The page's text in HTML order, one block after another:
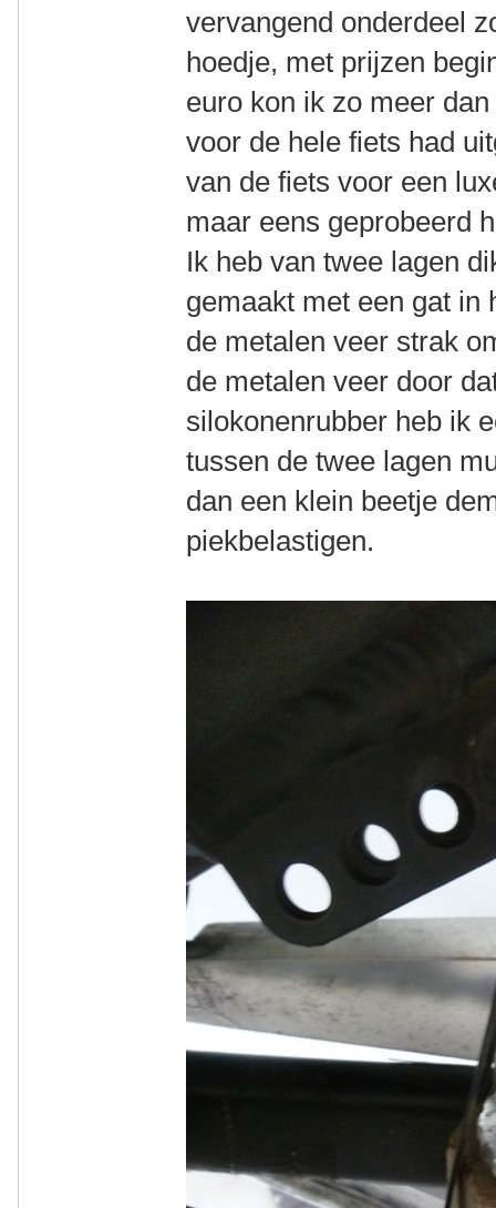
vervangend onderdeel
hoedje, met prijzen
euro kon ik zo meer
voor de hele fiets had
van de fiets voor een
maar eens geprobeerd
Ik heb van twee lagen
gemaakt met een gat in
de metalen veer strak
de metalen veer door
silokonenrubber heb ik
tussen de twee lagen
dan een klein beetje
piekbelastigen.